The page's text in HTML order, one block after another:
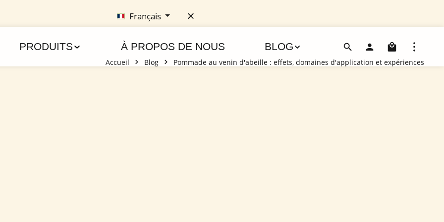
Français
PRODUITS À PROPOS DE NOUS BLOG Le
Accueil Blog Pommade au venin d'abeille : effets, domaines d'application et expériences